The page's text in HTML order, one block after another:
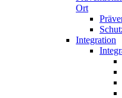
Ort
Integration